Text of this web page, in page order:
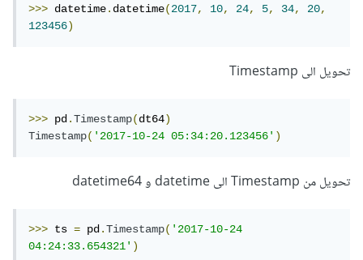
>>> datetime.datetime(2017, 10, 24, 5, 34, 20,
123456)
تحويل الى Timestamp
>>> pd.Timestamp(dt64)
Timestamp('2017-10-24 05:34:20.123456')
تحويل من Timestamp الى datetime و datetime64
>>> ts = pd.Timestamp('2017-10-24
04:24:33.654321')